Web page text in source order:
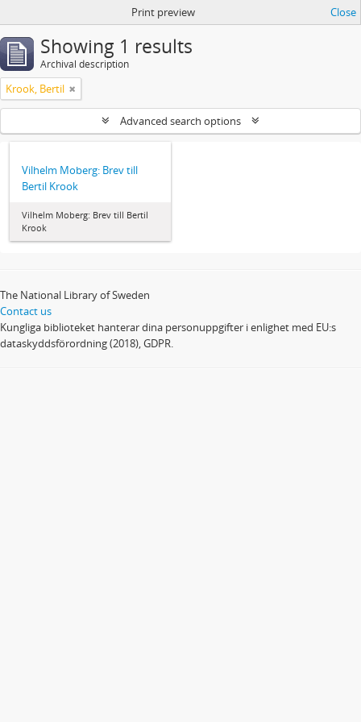
Print preview Close
Showing 1 results
Archival description
Krook, Bertil
Advanced search options
Vilhelm Moberg: Brev till
Bertil Krook
Vilhelm Moberg: Brev till Bertil
Krook
The National Library of Sweden
Contact us
Kungliga biblioteket hanterar dina personuppgifter i enlighet med EU:s
dataskyddsförordning (2018), GDPR.